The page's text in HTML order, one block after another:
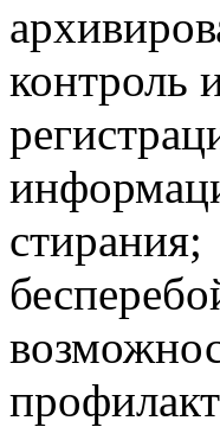
контроль
стирания;